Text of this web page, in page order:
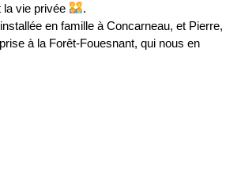
la vie privée
.
en famille à Concarneau, et Pierre,
à la Forêt-Fouesnant, qui nous en